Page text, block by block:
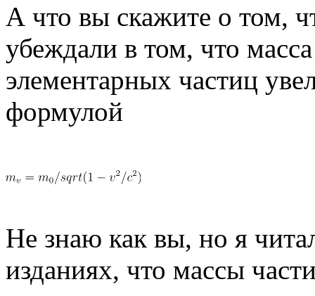
А что вы скажите о том,
убеждали в том, что
элементарных частиц
формулой
Не знаю как вы, но я
изданиях, что массы